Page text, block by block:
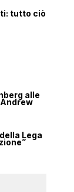
tutto ciò
alle
Lega